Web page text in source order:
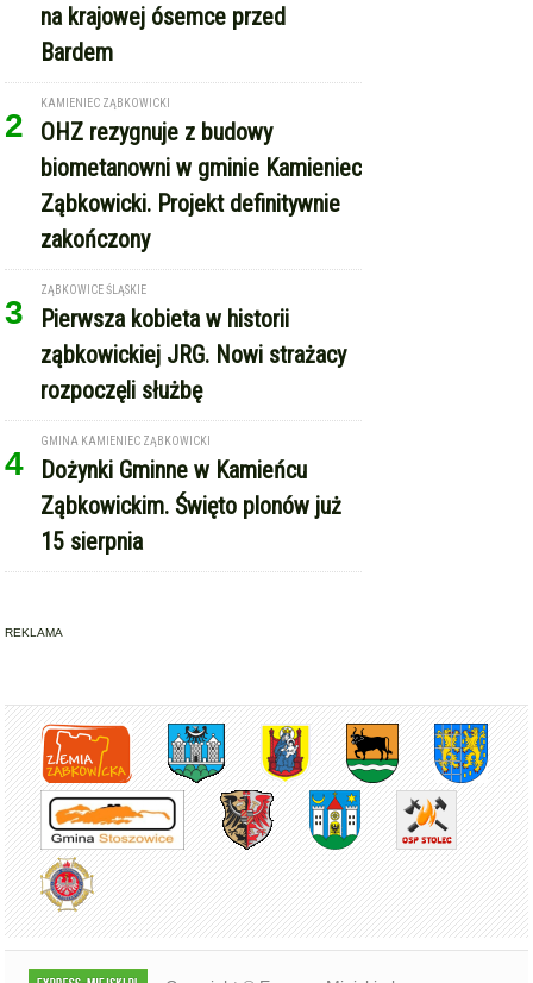
na krajowej ósemce przed
Bardem
2
KAMIENIEC ZĄBKOWICKI
OHZ rezygnuje z budowy
biometanowni w gminie Kamieniec
Ząbkowicki. Projekt definitywnie
zakończony
3
ZĄBKOWICE ŚLĄSKIE
Pierwsza kobieta w historii
ząbkowickiej JRG. Nowi strażacy
rozpoczęli służbę
4
GMINA KAMIENIEC ZĄBKOWICKI
Dożynki Gminne w Kamieńcu
Ząbkowickim. Święto plonów już
15 sierpnia
REKLAMA